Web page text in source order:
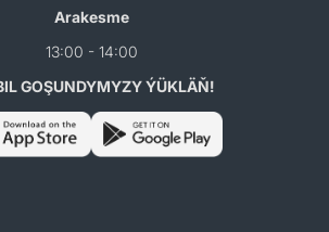
Arakesme
13:00 - 14:00
GOŞUNDYMYZY ÝÜKLÄŇ!